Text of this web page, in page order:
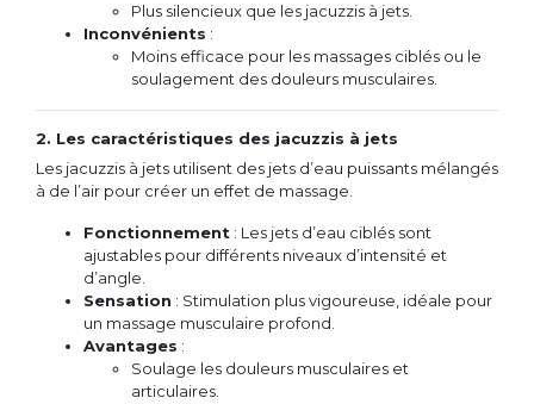
Plus silencieux que les jacuzzis à jets.
Inconvénients :
Moins efficace pour les massages ciblés ou le
soulagement des douleurs musculaires.
2. Les caractéristiques des jacuzzis à jets
Les jacuzzis à jets utilisent des jets d’eau puissants mélangés
à de l’air pour créer un effet de massage.
Fonctionnement : Les jets d’eau ciblés sont
ajustables pour différents niveaux d’intensité et
d’angle.
Sensation : Stimulation plus vigoureuse, idéale pour
un massage musculaire profond.
Avantages :
Soulage les douleurs musculaires et
articulaires.